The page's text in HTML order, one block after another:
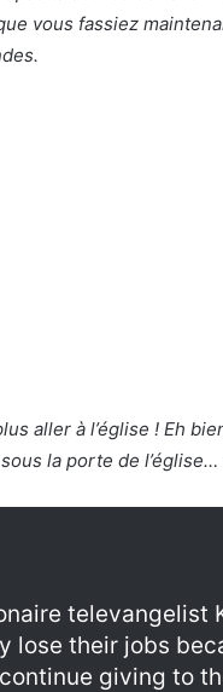
vous fassiez
aller à l’église ! Eh
la porte de l’église…
televangelist
lose their jobs
giving to